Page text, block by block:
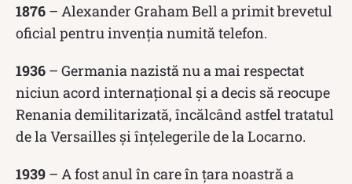
1876 – Alexander Graham Bell a primit brevetul
oficial pentru invenția numită telefon.
1936 – Germania nazistă nu a mai respectat
niciun acord internațional și a decis să reocupe
Renania demilitarizată, încălcând astfel tratatul
de la Versailles și înțelegerile de la Locarno.
1939 – A fost anul în care în țara noastră a